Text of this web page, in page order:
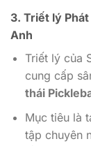
3. Triết lý
Anh
Triết lý của
cung cấp
thái
Mục tiêu là
tập chuyên